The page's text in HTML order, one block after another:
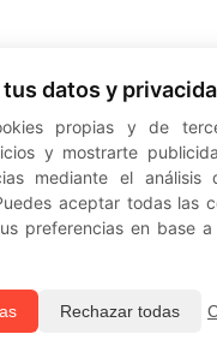
Translate
por Erick
Atlético, Sevilla
datos y
propias y de
y mostrarte
mediante el
aceptar todas las
preferencias en base a
Rechazar todas